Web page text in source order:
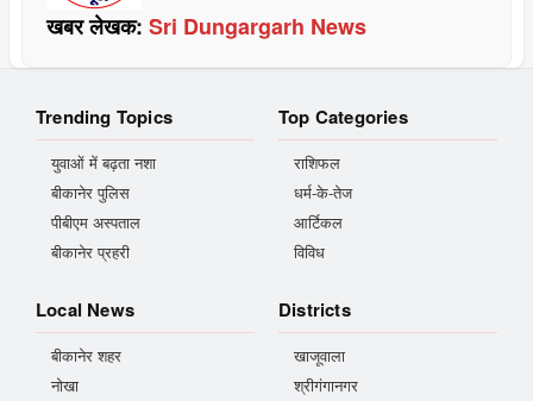
खबर लेखक: Sri Dungargarh News
Trending Topics
युवाओं में बढ़ता नशा
बीकानेर पुलिस
पीबीएम अस्पताल
बीकानेर प्रहरी
Top Categories
राशिफल
धर्म-के-तेज
आर्टिकल
विविध
Local News
बीकानेर शहर
नोखा
Districts
खाजूवाला
श्रीगंगानगर